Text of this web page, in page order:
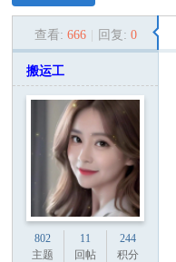
1
查看: 666 回复: 0
搬运工
802
主题
11
回帖
244
积分